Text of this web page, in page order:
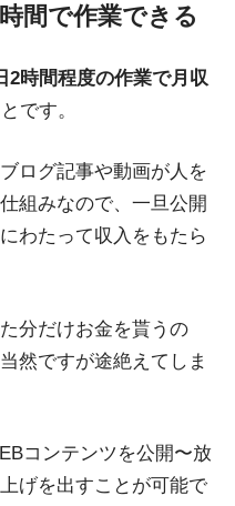
間で作業できる
2時間程度の作業で月収
です。
ログ記事や動画が人を
組みなので、一旦公開
わたって収入をもたら
分だけお金を貰うの
然ですが途絶えてしま
コンテンツを公開〜放
げを出すことが可能で